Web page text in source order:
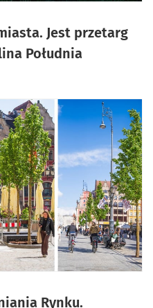
Jest przetarg
Południa
Rynku.